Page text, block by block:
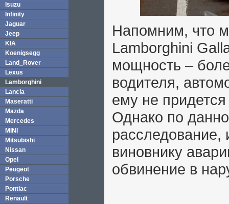
Isuzu
Infinity
Jaguar
Jeep
KIA
Koenigsegg
Land_Rover
Lexus
Lamborghini
Lancia
Maseratti
Mazda
Mercedes
MINI
Mitsubishi
Nissan
Opel
Peugeot
Porsche
Pontiac
Renault
Напомним, что
Lamborghini
мощность –
водителя,
ему не
Однако по
расследование,
виновнику
обвинение в